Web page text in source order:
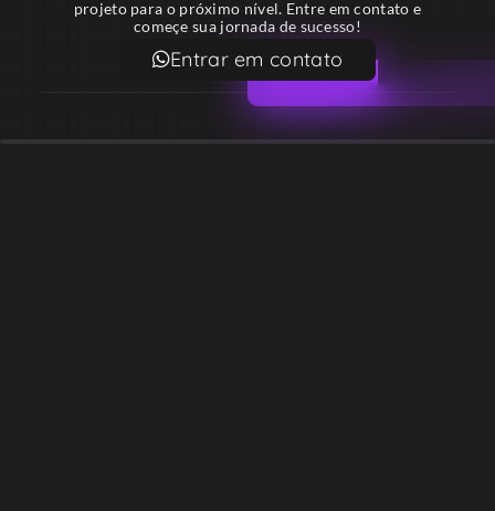
projeto para o próximo nível. Entre em contato e
começe sua jornada de sucesso!
Entrar em contato